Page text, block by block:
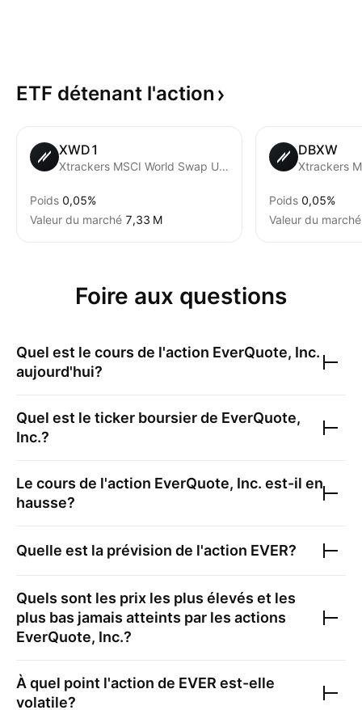
ETF détenant l'action
XWD1
Xtrackers MSCI World Swap UCITS ETF
Poids 0,05%
Valeur du marché ‪7,33 M‬
DBXW
Poids 0,05%
Valeur du marché
Foire aux questions
Quel est le cours de l'action EverQuote, Inc.
aujourd'hui?
Quel est le ticker boursier de EverQuote,
Inc.?
Le cours de l'action EverQuote, Inc. est-il en
hausse?
Quelle est la prévision de l'action EVER?
Quels sont les prix les plus élevés et les
plus bas jamais atteints par les actions
EverQuote, Inc.?
À quel point l'action de EVER est-elle
volatile?